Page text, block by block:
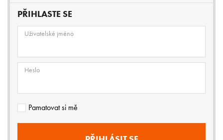
PŘIHLASTE SE
Uživatelské jméno
Heslo
Pamatovat si mě